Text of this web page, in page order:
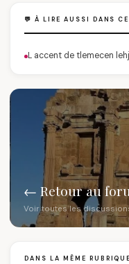
💬 À LIRE AUSSI DANS CE
L accent de tlemecen
← Retour au
Voir toutes les
DANS LA MÊME RUBRIQUE